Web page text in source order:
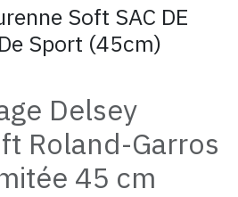
Soft SAC DE
Sport (45cm)
Delsey
Roland-Garros
45 cm